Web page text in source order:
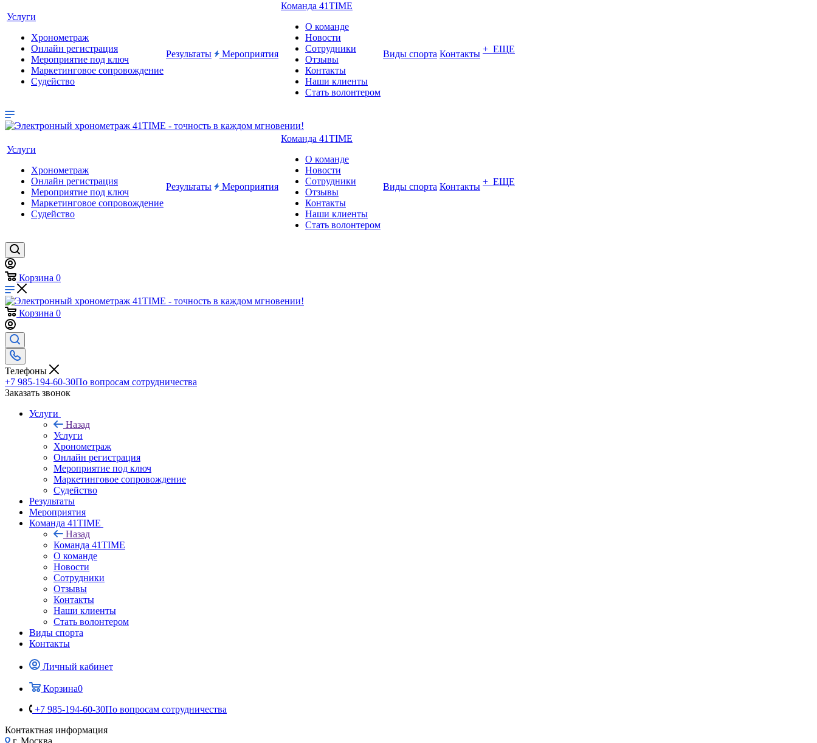
Услуги
Хронометраж
Онлайн регистрация
Мероприятие под ключ
Маркетинговое сопровождение
Судейство
Результаты Мероприятия
Команда 41TIME
О команде
Новости
Сотрудники
Отзывы
Контакты
Наши клиенты
Стать волонтером
Виды спорта Контакты + ЕЩЕ
Услуги
Хронометраж
Онлайн регистрация
Мероприятие под ключ
Маркетинговое сопровождение
Судейство
Результаты Мероприятия
Команда 41TIME
О команде
Новости
Сотрудники
Отзывы
Контакты
Наши клиенты
Стать волонтером
Виды спорта Контакты + ЕЩЕ
Корзина 0
Корзина 0
Телефоны
+7 985-194-60-30По вопросам сотрудничества
Заказать звонок
Услуги
Назад
Услуги
Хронометраж
Онлайн регистрация
Мероприятие под ключ
Маркетинговое сопровождение
Судейство
Результаты
Мероприятия
Команда 41TIME
Назад
Команда 41TIME
О команде
Новости
Сотрудники
Отзывы
Контакты
Наши клиенты
Стать волонтером
Виды спорта
Контакты
Личный кабинет
Корзина0
+7 985-194-60-30По вопросам сотрудничества
Контактная информация
г. Москва